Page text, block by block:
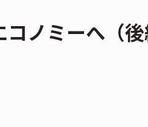
ノミーへ（後